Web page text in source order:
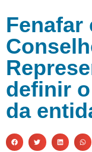
Fenafar
definir
da